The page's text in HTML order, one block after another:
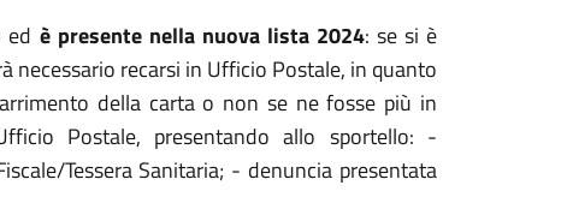
ed è presente nella nuova lista 2024: se si è
necessario recarsi in Ufficio Postale, in quanto
della carta o non se ne fosse più in
Postale, presentando allo sportello: -
Tessera Sanitaria; - denuncia presentata